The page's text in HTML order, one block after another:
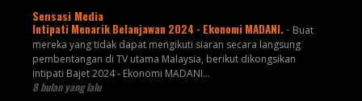
Sensasi Media
Intipati Menarik Belanjawan 2024 - Ekonomi MADANI. - Buat
mereka yang tidak dapat mengikuti siaran secara langsung
pembentangan di TV utama Malaysia, berikut dikongsikan
intipati Bajet 2024 - Ekonomi MADANI...
8 bulan yang lalu